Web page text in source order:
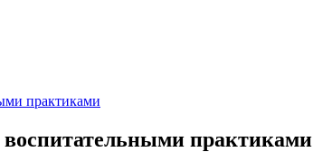
практиками
практиками